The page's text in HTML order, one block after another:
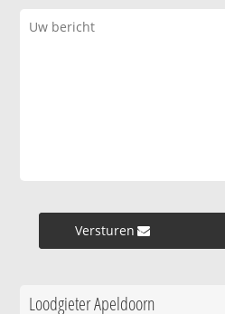
Versturen »
Loodgieter Apeldoorn